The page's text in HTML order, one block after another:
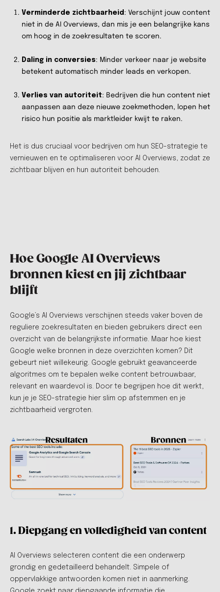
Verminderde zichtbaarheid : Verschijnt jouw content
niet in de AI Overviews, dan mis je een belangrijke kans
om hoog in de zoekresultaten te scoren.
Daling in conversies: Minder verkeer naar je website
betekent automatisch minder leads en verkopen.
Verlies van autoriteit: Bedrijven die hun content niet
aanpassen aan deze nieuwe zoekmethoden, lopen het
risico hun positie als marktleider kwijt te raken.
Het is dus cruciaal voor bedrijven om hun SEO-strategie te
vernieuwen en te optimaliseren voor AI Overviews, zodat ze
zichtbaar blijven en hun autoriteit behouden.
Hoe Google AI Overviews
bronnen kiest en jij zichtbaar
blijft
Google’s AI Overviews verschijnen steeds vaker boven de
reguliere zoekresultaten en bieden gebruikers direct een
overzicht van de belangrijkste informatie. Maar hoe kiest
Google welke bronnen in deze overzichten komen? Dit
gebeurt niet willekeurig. Google gebruikt geavanceerde
algoritmes om te bepalen welke content betrouwbaar,
relevant en waardevol is. Door te begrijpen hoe dit werkt,
kun je je SEO-strategie hier slim op afstemmen en je
zichtbaarheid vergroten.
1. Diepgang en volledigheid van content
AI Overviews selecteren content die een onderwerp
grondig en gedetailleerd behandelt. Simpele of
oppervlakkige antwoorden komen niet in aanmerking.